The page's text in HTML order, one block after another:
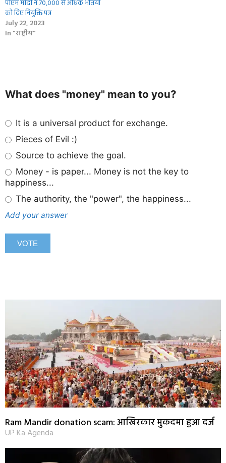
पीएम मोदी ने 70,000 से अधिक भर्तियों
को दिए नियुक्ति पत्र
July 22, 2023
In "राष्ट्रीय"
What does "money" mean to you?
It is a universal product for exchange.
Pieces of Evil :)
Source to achieve the goal.
Money - is paper... Money is not the key to
happiness...
The authority, the "power", the happiness...
Add your answer
Ram Mandir donation scam: आखिरकार मुकदमा हुआ दर्ज
UP Ka Agenda